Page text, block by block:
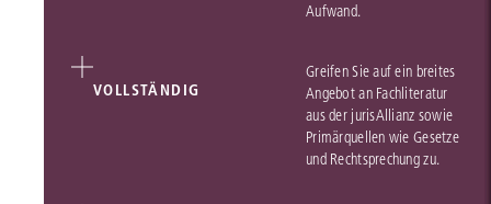
Aufwand.
VOLLSTÄNDIG
Greifen Sie auf ein breites
Angebot an Fachliteratur
aus der jurisAllianz sowie
Primärquellen wie Gesetze
und Rechtsprechung zu.